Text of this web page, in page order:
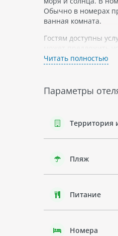
Обычно в номерах
ванная комната.
Гостям доступны
может предложить
Для любителей
Читать полностью
Параметры
Территория
Пляж
Питание
Номера